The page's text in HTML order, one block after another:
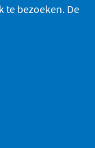
te bezoeken. De